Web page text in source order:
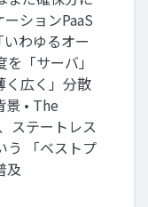
ションPaaS
いわゆるオー
「サーバ」
く広く」分散
景 • The
ステートレス
う 「ベストプ
及